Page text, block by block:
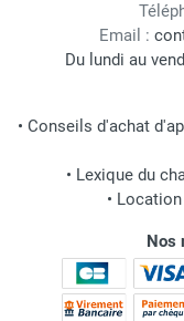
Email :
Du lundi au
• Conseils d'achat
• Lexique du
•
Nos